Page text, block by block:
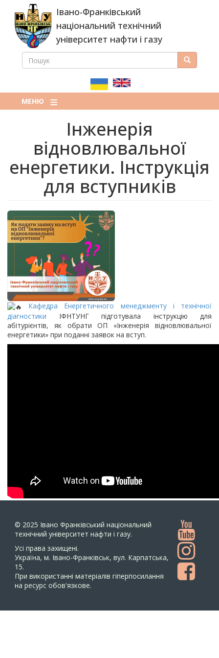
основного
вмісту
Івано-Франківський
національний технічний
університет нафти і газу
ПОШУКОВА
ПОШУК Пошук
МЕНЮ
Інженерія
відновлювальної
енергетики. Інструкція
для вступників
Кафедра Енергетичного менеджменту і технічної
діагностики ІФНТУНГ підготувала інструкцію для
абітурієнтів, як обрати ОП «Інженерія відновлювальної
енергетики» при поданні заявок на вступ.
© 2025 Івано Франківський національний
технічний університет нафти і газу.
Усi права захищенi.
Україна, м. Івано-Франківськ, вул. Карпатська,
15.
При використанні матеріалів гіперпосилання
на ресурс обов'язкове.